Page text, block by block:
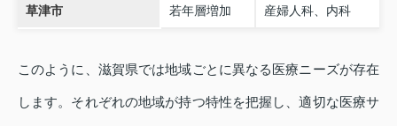
草津市 若年層増加 産婦人科、内科
このように、滋賀県では地域ごとに異なる医療ニーズが存在
します。それぞれの地域が持つ特性を把握し、適切な医療サ